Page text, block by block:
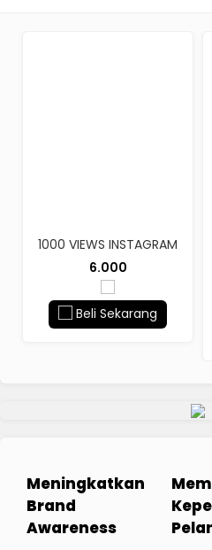
1000 VIEWS INSTAGRAM
6.000
Beli Sekarang
Meningkatkan
Brand
Awareness